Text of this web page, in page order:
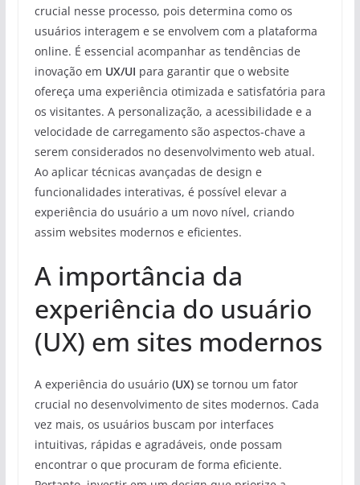
crucial nesse processo, pois determina como os
usuários interagem e se envolvem com a plataforma
online. É essencial acompanhar as tendências de
inovação em UX/UI para garantir que o website
ofereça uma experiência otimizada e satisfatória para
os visitantes. A personalização, a acessibilidade e a
velocidade de carregamento são aspectos-chave a
serem considerados no desenvolvimento web atual.
Ao aplicar técnicas avançadas de design e
funcionalidades interativas, é possível elevar a
experiência do usuário a um novo nível, criando
assim websites modernos e eficientes.
A importância da
experiência do usuário
(UX) em sites modernos
A experiência do usuário (UX)se tornou um fator
crucial no desenvolvimento de sites modernos. Cada
vez mais, os usuários buscam por interfaces
intuitivas, rápidas e agradáveis, onde possam
encontrar o que procuram de forma eficiente.